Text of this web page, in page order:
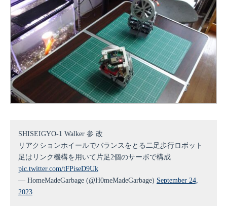
SHISEIGYO-1 Walker 参 改
リアクションホイールでバランスをとる二足歩行ロボット
足はリンク機構を用いて片足2個のサーボで構成
pic.twitter.com/tFPiseD9Uk
— HomeMadeGarbage (@H0meMadeGarbage) September 24,
2023